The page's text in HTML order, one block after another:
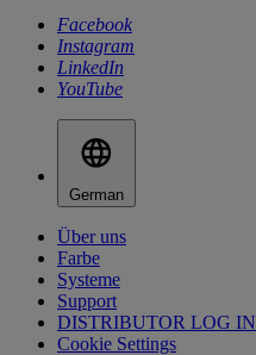
Facebook
Instagram
LinkedIn
YouTube
German
Über uns
Farbe
Systeme
Support
DISTRIBUTOR LOG IN
Cookie Settings